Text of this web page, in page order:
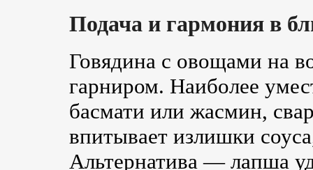
Подача и гармония в
Говядина с овощами на
гарниром. Наиболее
басмати или жасмин,
впитывает излишки
Альтернатива — лапша